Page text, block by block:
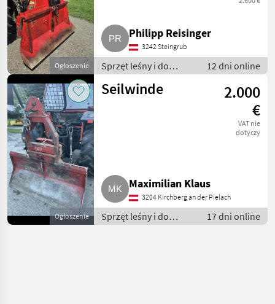
Ogłoszenie
Philipp Reisinger
3242 Steingrub
Sprzęt leśny i do
obróbki drewna /
Wciągarki linowe
12 dni online
Ogłoszenie
Seilwinde
2.000
€
VAT nie
dotyczy
Maximilian Klaus
3204 Kirchberg an der Pielach
Sprzęt leśny i do
obróbki drewna /
17 dni online